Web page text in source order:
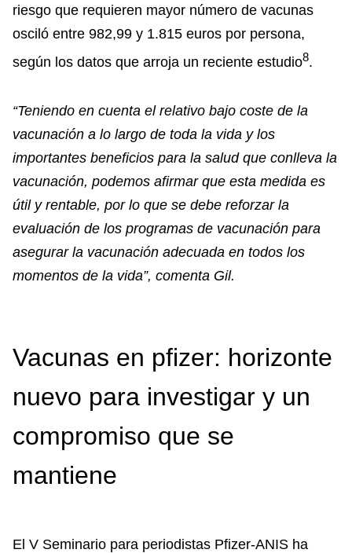
riesgo que requieren mayor número de vacunas
osciló entre 982,99 y 1.815 euros por persona,
según los datos que arroja un reciente estudio8.
“Teniendo en cuenta el relativo bajo coste de la
vacunación a lo largo de toda la vida y los
importantes beneficios para la salud que conlleva la
vacunación, podemos afirmar que esta medida es
útil y rentable, por lo que se debe reforzar la
evaluación de los programas de vacunación para
asegurar la vacunación adecuada en todos los
momentos de la vida”, comenta Gil.
Vacunas en pfizer: horizonte
nuevo para investigar y un
compromiso que se
mantiene
El V Seminario para periodistas Pfizer-ANIS ha